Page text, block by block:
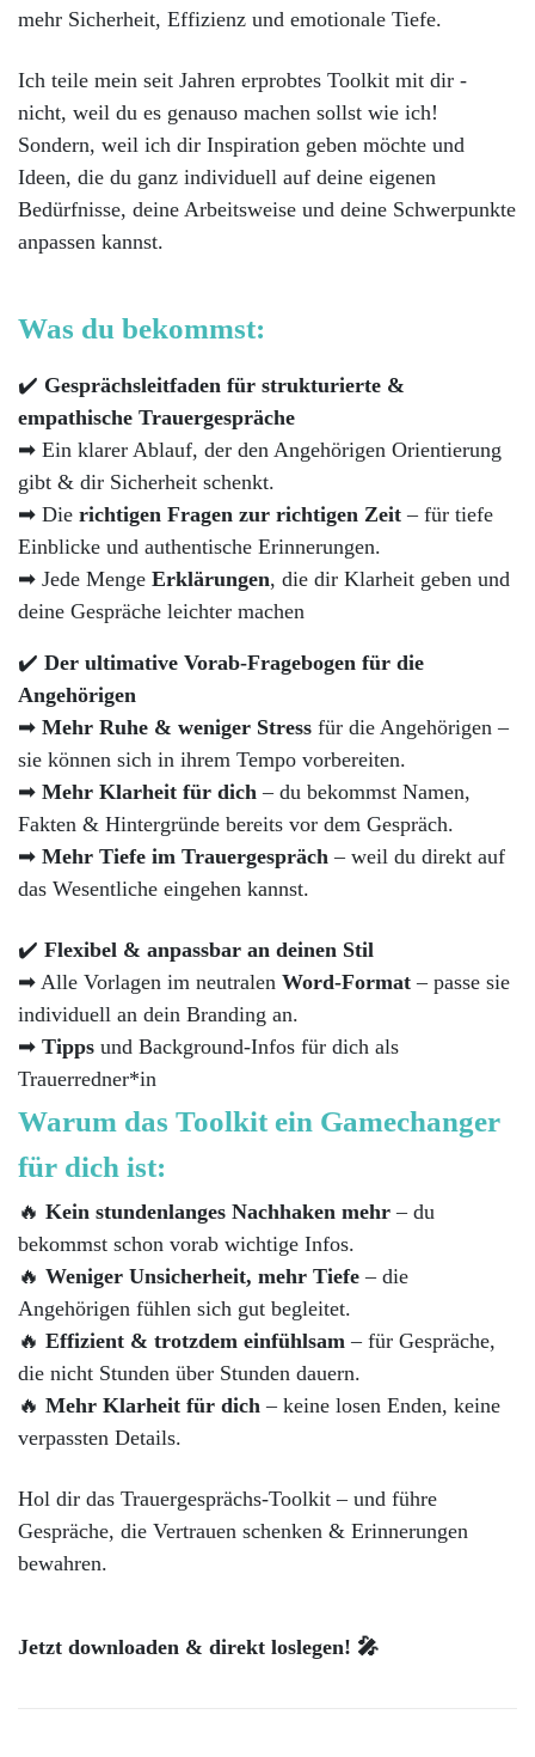
mehr Sicherheit, Effizienz und emotionale Tiefe.
Ich teile mein seit Jahren erprobtes Toolkit mit dir -
nicht, weil du es genauso machen sollst wie ich!
Sondern, weil ich dir Inspiration geben möchte und
Ideen, die du ganz individuell auf deine eigenen
Bedürfnisse, deine Arbeitsweise und deine Schwerpunkte
anpassen kannst.
Was du bekommst:
✔️ Gesprächsleitfaden für strukturierte &
empathische Trauergespräche
➡ Ein klarer Ablauf, der den Angehörigen Orientierung
gibt & dir Sicherheit schenkt.
➡ Die richtigen Fragen zur richtigen Zeit – für tiefe
Einblicke und authentische Erinnerungen.
➡ Jede Menge Erklärungen, die dir Klarheit geben und
deine Gespräche leichter machen
✔️ Der ultimative Vorab-Fragebogen für die
Angehörigen
➡ Mehr Ruhe & weniger Stress für die Angehörigen –
sie können sich in ihrem Tempo vorbereiten.
➡ Mehr Klarheit für dich – du bekommst Namen,
Fakten & Hintergründe bereits vor dem Gespräch.
➡ Mehr Tiefe im Trauergespräch – weil du direkt auf
das Wesentliche eingehen kannst.
✔️ Flexibel & anpassbar an deinen Stil
➡ Alle Vorlagen im neutralen Word-Format – passe sie
individuell an dein Branding an.
➡ Tipps und Background-Infos für dich als
Trauerredner*in
Warum das Toolkit ein Gamechanger
für dich ist:
🔥 Kein stundenlanges Nachhaken mehr – du
bekommst schon vorab wichtige Infos.
🔥 Weniger Unsicherheit, mehr Tiefe – die
Angehörigen fühlen sich gut begleitet.
🔥 Effizient & trotzdem einfühlsam – für Gespräche,
die nicht Stunden über Stunden dauern.
🔥 Mehr Klarheit für dich – keine losen Enden, keine
verpassten Details.
Hol dir das Trauergesprächs-Toolkit – und führe
Gespräche, die Vertrauen schenken & Erinnerungen
bewahren.
Jetzt downloaden & direkt loslegen! 🎤